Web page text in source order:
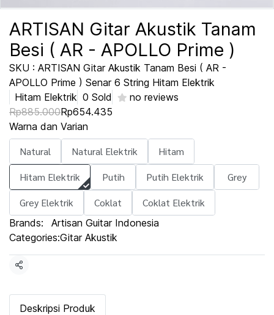
ARTISAN Gitar Akustik Tanam
Besi ( AR - APOLLO Prime )
SKU : ARTISAN Gitar Akustik Tanam Besi ( AR -
APOLLO Prime ) Senar 6 String Hitam Elektrik
Hitam Elektrik 0 Sold
no reviews
Rp885.000Rp654.435
Warna dan Varian
Natural Natural Elektrik
Hitam
Hitam Elektrik
Putih Putih Elektrik
Grey
Grey Elektrik
Coklat Coklat Elektrik
Brands:
Artisan Guitar Indonesia
Categories:Gitar Akustik
Share
Deskripsi Produk